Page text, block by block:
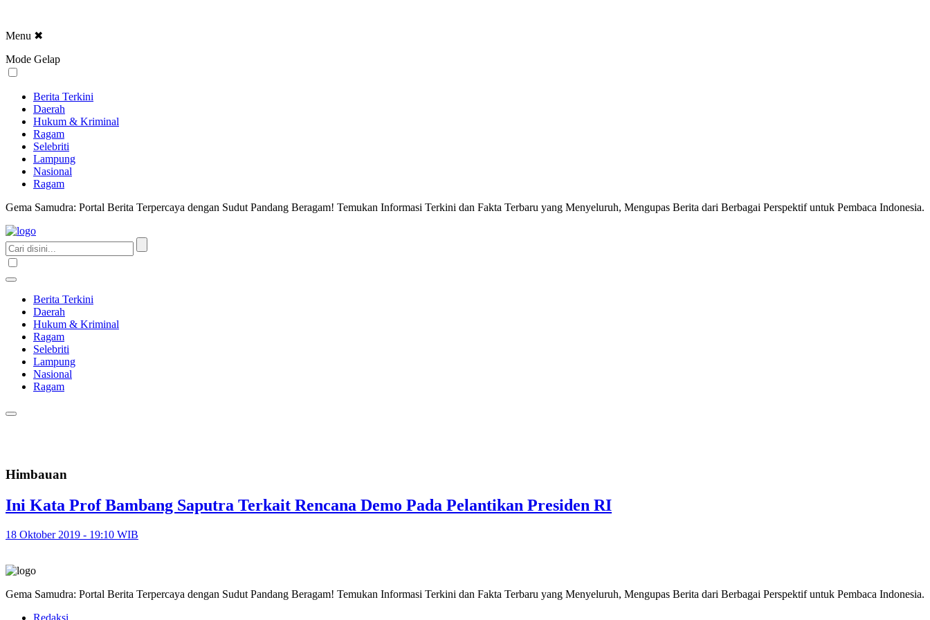
Menu ✖
Mode Gelap
Berita Terkini
Daerah
Hukum & Kriminal
Ragam
Selebriti
Lampung
Nasional
Ragam
Gema Samudra: Portal Berita Terpercaya dengan Sudut Pandang Beragam! Temukan Informasi Terkini dan Fakta Terbaru yang Menyeluruh, Mengupas Berita dari Berbagai Perspektif untuk Pembaca Indonesia.
Berita Terkini
Daerah
Hukum & Kriminal
Ragam
Selebriti
Lampung
Nasional
Ragam
Himbauan
Ini Kata Prof Bambang Saputra Terkait Rencana Demo Pada Pelantikan Presiden RI
18 Oktober 2019 - 19:10 WIB
Gema Samudra: Portal Berita Terpercaya dengan Sudut Pandang Beragam! Temukan Informasi Terkini dan Fakta Terbaru yang Menyeluruh, Mengupas Berita dari Berbagai Perspektif untuk Pembaca Indonesia.
Redaksi